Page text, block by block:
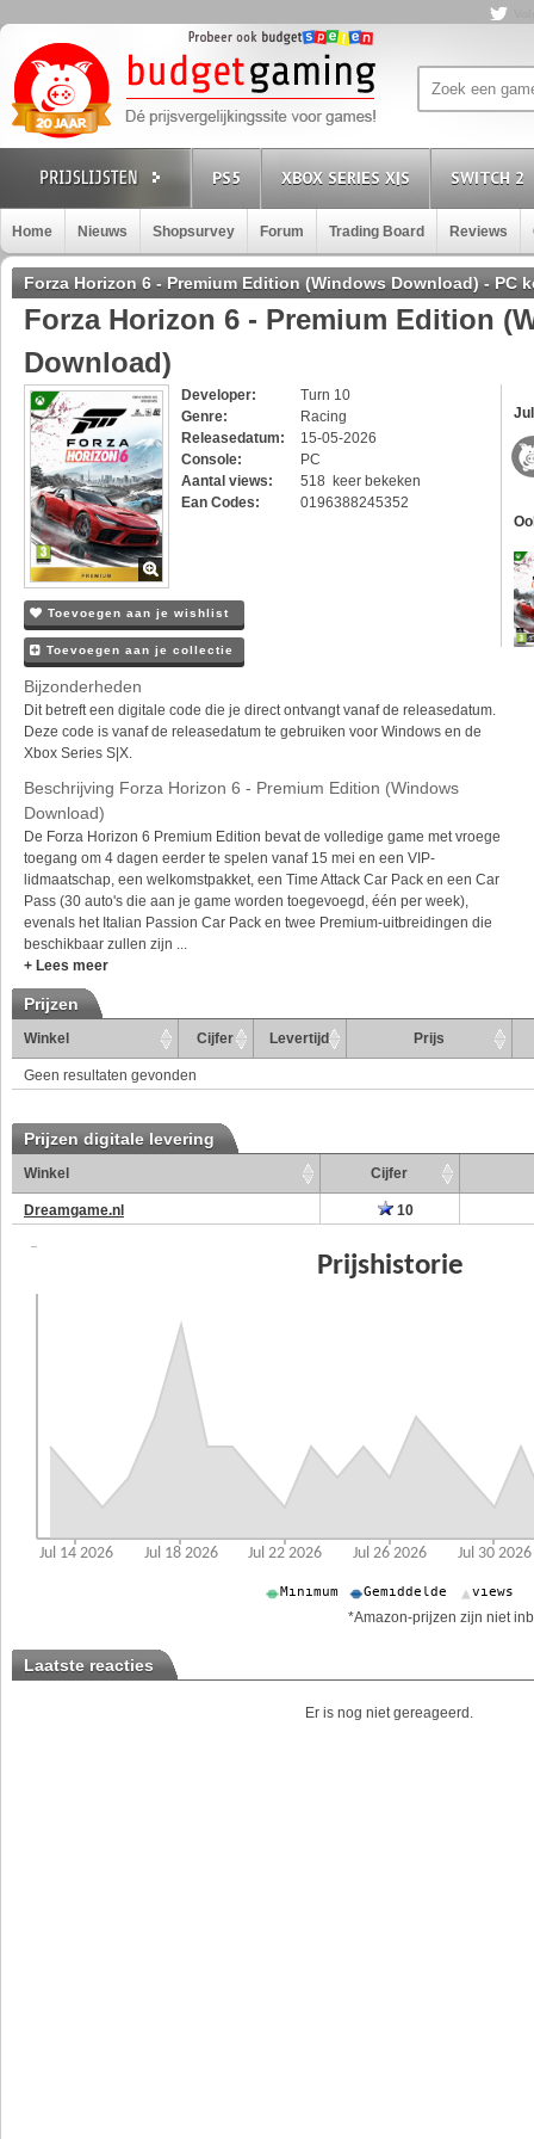
PS5 XBOX SERIES X|S SWITCH 2
Home Nieuws Shopsurvey Forum Trading Board Reviews
Forza Horizon 6 - Premium Edition (Windows Download) - PC
Forza Horizon 6 - Premium Edition
Download)
Developer:
Turn 10
Genre:
Racing
Releasedatum:
15-05-2026
Console:
PC
Aantal views:
518 keer bekeken
Ean Codes:
0196388245352
Toevoegen aan je wishlist
Toevoegen aan je collectie
Bijzonderheden
Dit betreft een digitale code die je direct ontvangt vanaf de releasedatum.
Deze code is vanaf de releasedatum te gebruiken voor Windows en de
Xbox Series S|X.
Beschrijving Forza Horizon 6 - Premium Edition (Windows
Download)
De Forza Horizon 6 Premium Edition bevat de volledige game met vroege
toegang om 4 dagen eerder te spelen vanaf 15 mei en een VIP-
lidmaatschap, een welkomstpakket, een Time Attack Car Pack en een Car
Pass (30 auto's die aan je game worden toegevoegd, één per week),
evenals het Italian Passion Car Pack en twee Premium-uitbreidingen die
beschikbaar zullen zijn ...
+ Lees meer
Prijzen
Winkel Cijfer Levertijd Prijs
Geen resultaten gevonden
Prijzen digitale levering
Winkel Cijfer
Dreamgame.nl 10
*Amazon-prijzen zijn niet
Laatste reacties
Er is nog niet gereageerd.